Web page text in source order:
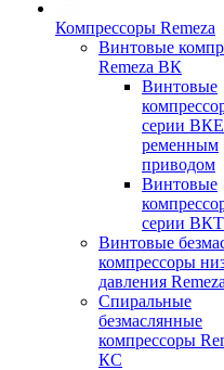
Компрессоры Remeza
Винтовые
Remeza ВК
Винтовые
серии
ременным
приводом
Винтовые
серии ВКТ
Винтовые
компрессоры
давления
Спиральные
безмаслянные
компрессоры
КС